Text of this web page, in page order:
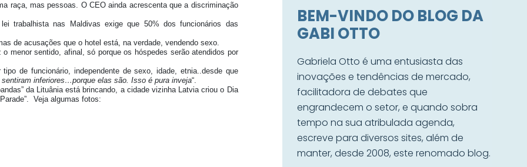
raça, mas pessoas. O CEO ainda acrescenta que a discriminação
trabalhista nas Maldivas exige que 50% dos funcionários das
de acusações que o hotel está, na verdade, vendendo sexo.
menor sentido, afinal, só porque os hóspedes serão atendidos por
de funcionário, independente de sexo, idade, etnia..desde que
inferiores…porque elas são. Isso é pura inveja“.
da Lituânia está brincando, a cidade vizinha Latvia criou o Dia
Veja algumas fotos:
BEM-VINDO DO BLOG DA
GABI OTTO
Gabriela Otto é uma entusiasta das
inovações e tendências de mercado,
facilitadora de debates que
engrandecem o setor, e quando sobra
tempo na sua atribulada agenda,
escreve para diversos sites, além de
manter, desde 2008, este renomado blog.